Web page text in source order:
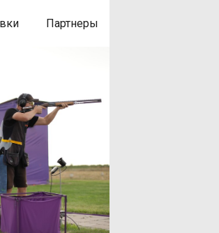
Партнеры